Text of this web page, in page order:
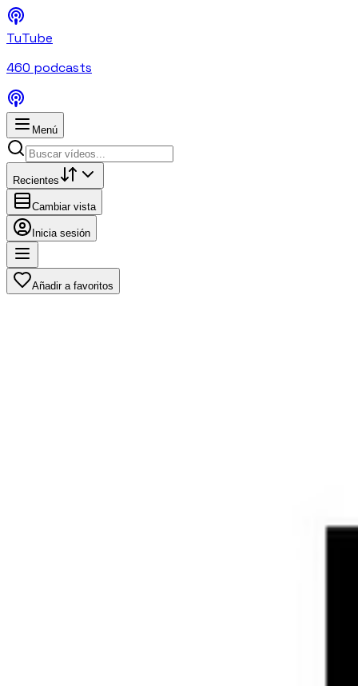
TuTube
460 podcasts
Menú
Recientes
Cambiar vista
Inicia sesión
Añadir a favoritos